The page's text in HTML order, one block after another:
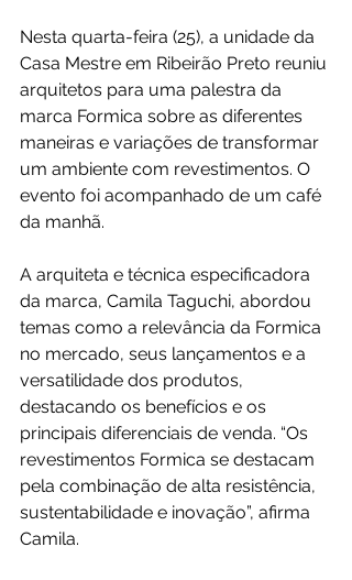
Nesta quarta-feira (25), a unidade da
Casa Mestre em Ribeirão Preto reuniu
arquitetos para uma palestra da
marca Formica sobre as diferentes
maneiras e variações de transformar
um ambiente com revestimentos. O
evento foi acompanhado de um café
da manhã.
A arquiteta e técnica especificadora
da marca, Camila Taguchi, abordou
temas como a relevância da Formica
no mercado, seus lançamentos e a
versatilidade dos produtos,
destacando os benefícios e os
principais diferenciais de venda. “Os
revestimentos Formica se destacam
pela combinação de alta resistência,
sustentabilidade e inovação”, afirma
Camila.